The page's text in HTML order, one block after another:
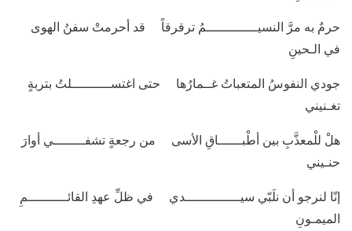
حرمٌ به مرَّ النسيـــــــــــــمُ ترقرقاً قد أحرمتْ سفنُ الهوى
في الـحينِ
جودي النفوسُ المتعباتُ غــمارُها حتى اغتســــــــــلتُ بتربةٍ
تغـنيني
هلْ للْمعذَّبِ بين أطْبــــــاقِ الأسى من رجعةٍ تشفــــــــي أوارَ
حنـيني
إنّا لنرجو أن نلَبّي سيــــــــــــــدي في ظلِّ عهدِ القائــــــــــمِ
الميمـونِ